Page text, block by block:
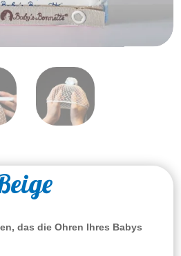
das die Ohren Ihres Babys